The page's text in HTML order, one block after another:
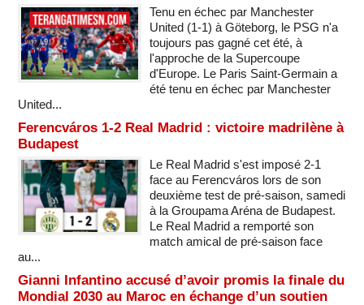
Tenu en échec par Manchester
United (1-1) à Göteborg, le PSG n'a
toujours pas gagné cet été, à
l'approche de la Supercoupe
d'Europe. Le Paris Saint-Germain a
été tenu en échec par Manchester
United...
Ferencváros 1-2 Real Madrid : victoire madrilène à
Budapest
Le Real Madrid s'est imposé 2-1
face au Ferencváros lors de son
deuxième test de pré-saison, samedi
à la Groupama Aréna de Budapest.
Le Real Madrid a remporté son
match amical de pré-saison face
au...
Gianni Infantino accusé d’avoir promis la finale du
Mondial 2030 au Maroc en échange d’un soutien